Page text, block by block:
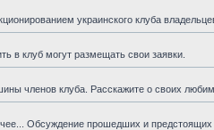
украинского клуба
в клуб могут размещать свои заявки.
членов клуба. Расскажите о своих
Обсуждение прошедших и предстоящих